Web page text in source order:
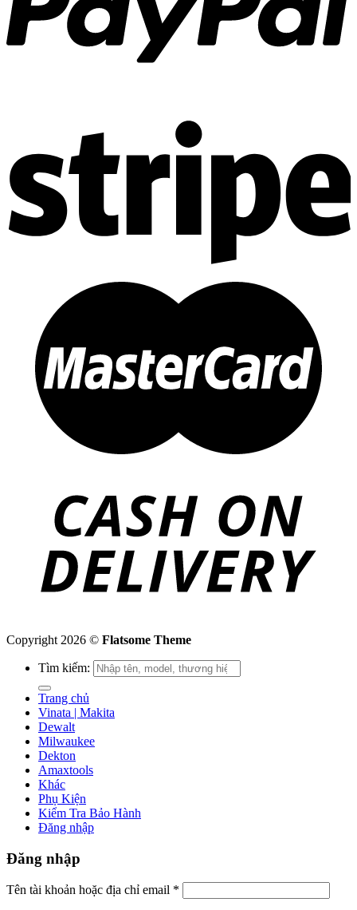
Copyright 2026 © Flatsome Theme
Tìm kiếm:
Trang chủ
Vinata | Makita
Dewalt
Milwaukee
Dekton
Amaxtools
Khác
Phụ Kiện
Kiểm Tra Bảo Hành
Đăng nhập
Đăng nhập
Tên tài khoản hoặc địa chỉ email *